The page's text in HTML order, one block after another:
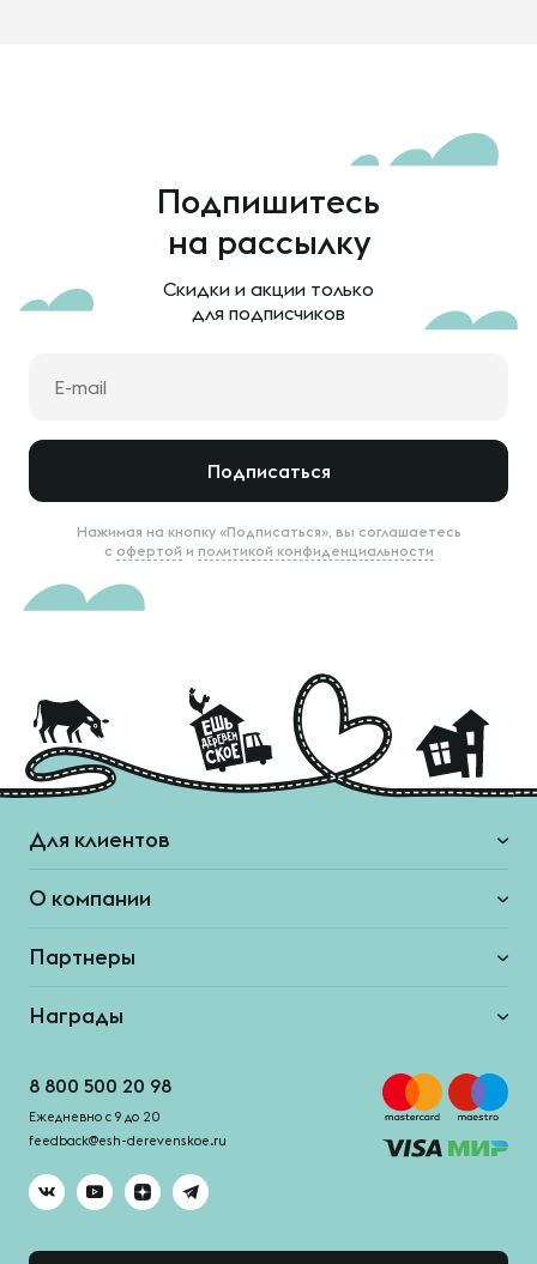
Подпишитесь
на рассылку
Скидки и акции только
для подписчиков
Подписаться
Нажимая на кнопку «Подписаться», вы соглашаетесь
с офертой и политикой конфиденциальности
Для клиентов
О компании
Партнеры
Награды
8 800 500 20 98
Ежедневно с 9 до 20
feedback@esh-derevenskoe.ru